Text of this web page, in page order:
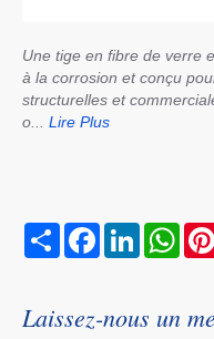
Une tige en fibre de verre
à la corrosion et conçu
structurelles et
o... Lire Plus
S
F
o
L
d
W
A
Laissez-nous un